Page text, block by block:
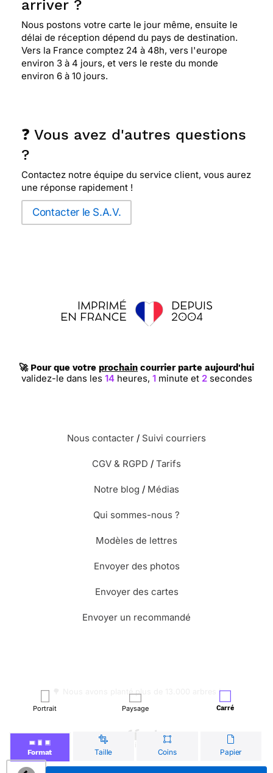
Portrait Paysage Carré
Format Taille Coins Papier
arriver ?
Nous postons votre carte le jour même, ensuite le
délai de réception dépend du pays de destination.
Vers la France comptez 24 à 48h, vers l'europe
environ 3 à 4 jours, et vers le reste du monde
environ 6 à 10 jours.
❓ Vous avez d'autres questions
?
Contactez notre équipe du service client, vous aurez
une réponse rapidement !
Contacter le S.A.V.
🚀 Pour que votre prochain courrier parte aujourd'hui
validez-le dans les14 heures,1 minute et 1secondes
Nous contacter / Suivi courriers
CGV & RGPD / Tarifs
Notre blog / Médias
Qui sommes-nous ?
Modèles de lettres
Envoyer des photos
Envoyer des cartes
Envoyer un recommandé
🌳 Nous avons planté plus de 13.000 arbres !
© Merci Facteur